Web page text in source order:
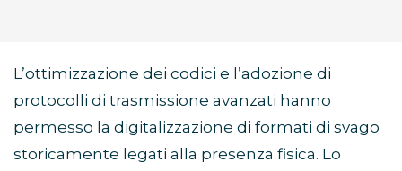
L’ottimizzazione dei codici e l’adozione di
protocolli di trasmissione avanzati hanno
permesso la digitalizzazione di formati di svago
storicamente legati alla presenza fisica. Lo